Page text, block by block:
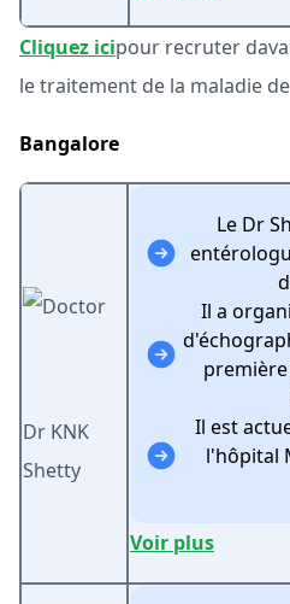
Cliquez icipour recruter
le traitement de la maladie
Bangalore
Dr KNK
Shetty
Le Dr
Il a
première
Il est
l'hôpital
Voir plus